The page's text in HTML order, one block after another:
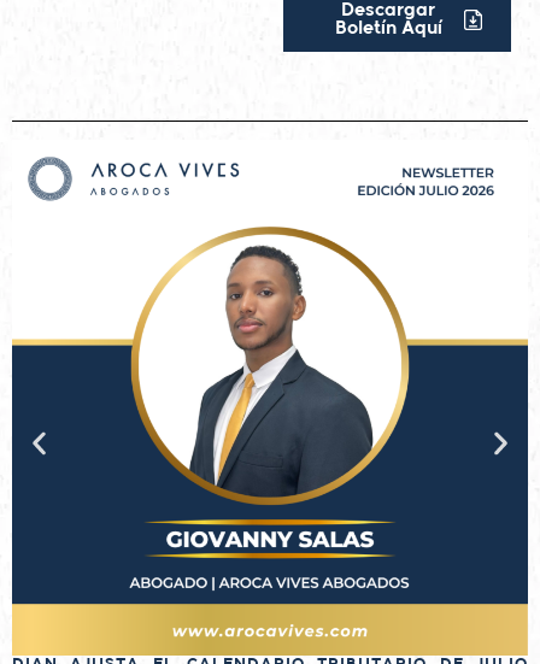
Descargar
Boletín Aquí